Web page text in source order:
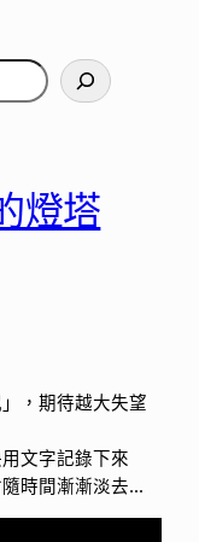
燈塔
，期待越大失望
文字記錄下來
時間漸漸淡去…